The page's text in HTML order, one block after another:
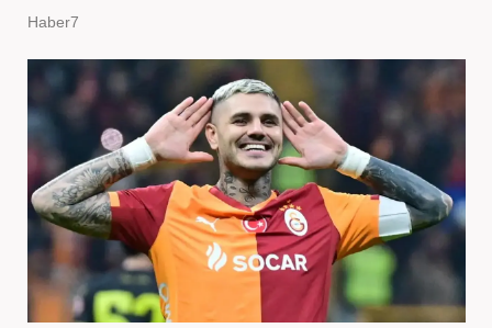
Haber7